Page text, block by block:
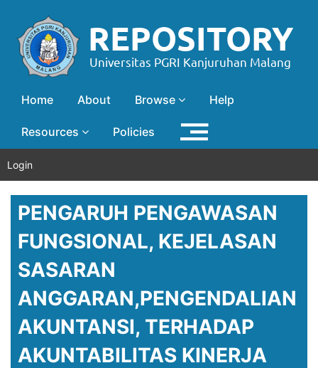
Home About Browse Help
Resources Policies
Login
PENGARUH PENGAWASAN
FUNGSIONAL, KEJELASAN
SASARAN
ANGGARAN,PENGENDALIAN
AKUNTANSI, TERHADAP
AKUNTABILITAS KINERJA